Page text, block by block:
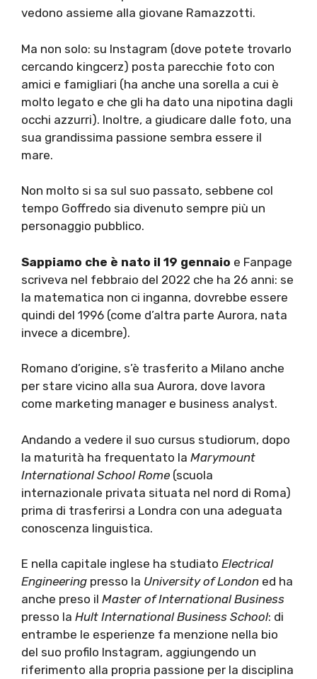
vedono assieme alla giovane Ramazzotti.
Ma non solo: su Instagram (dove potete trovarlo
cercando kingcerz) posta parecchie foto con
amici e famigliari (ha anche una sorella a cui è
molto legato e che gli ha dato una nipotina dagli
occhi azzurri). Inoltre, a giudicare dalle foto, una
sua grandissima passione sembra essere il
mare.
Non molto si sa sul suo passato, sebbene col
tempo Goffredo sia divenuto sempre più un
personaggio pubblico.
Sappiamo che è nato il 19 gennaio e Fanpage
scriveva nel febbraio del 2022 che ha 26 anni: se
la matematica non ci inganna, dovrebbe essere
quindi del 1996 (come d’altra parte Aurora, nata
invece a dicembre).
Romano d’origine, s’è trasferito a Milano anche
per stare vicino alla sua Aurora, dove lavora
come marketing manager e business analyst.
Andando a vedere il suo cursus studiorum, dopo
la maturità ha frequentato la Marymount
International School Rome (scuola
internazionale privata situata nel nord di Roma)
prima di trasferirsi a Londra con una adeguata
conoscenza linguistica.
E nella capitale inglese ha studiato Electrical
Engineering presso la University of London ed ha
anche preso il Master of International Business
presso la Hult International Business School: di
entrambe le esperienze fa menzione nella bio
del suo profilo Instagram, aggiungendo un
riferimento alla propria passione per la disciplina